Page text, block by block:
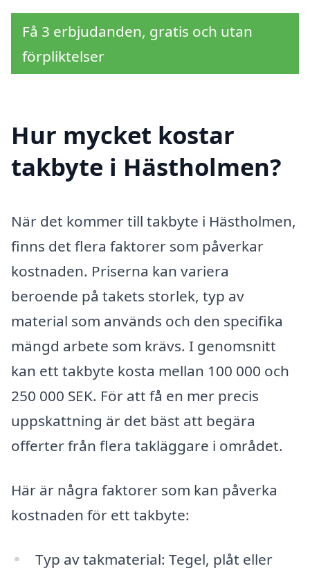
Få 3 erbjudanden, gratis och utan
förpliktelser
Hur mycket kostar
takbyte i Hästholmen?
När det kommer till takbyte i Hästholmen,
finns det flera faktorer som påverkar
kostnaden. Priserna kan variera
beroende på takets storlek, typ av
material som används och den specifika
mängd arbete som krävs. I genomsnitt
kan ett takbyte kosta mellan 100 000 och
250 000 SEK. För att få en mer precis
uppskattning är det bäst att begära
offerter från flera takläggare i området.
Här är några faktorer som kan påverka
kostnaden för ett takbyte:
Typ av takmaterial: Tegel, plåt eller